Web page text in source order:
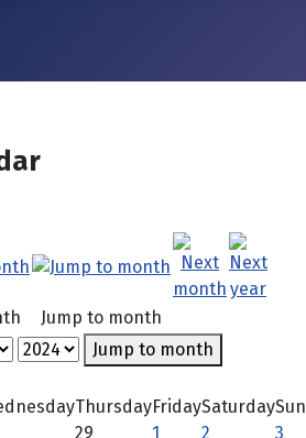
Jump to month
Jump to month
ThursdayFridaySaturday
29 1 2
3